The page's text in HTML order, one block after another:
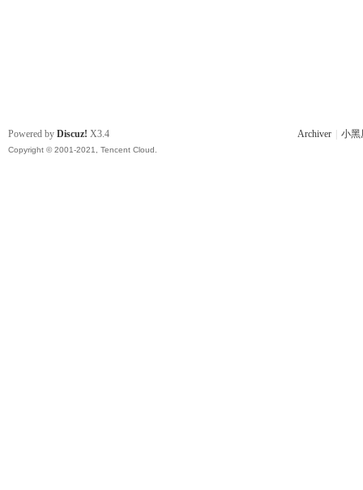
Archiver 小黑
Powered by Discuz! X3.4
Copyright © 2001-2021, Tencent Cloud.